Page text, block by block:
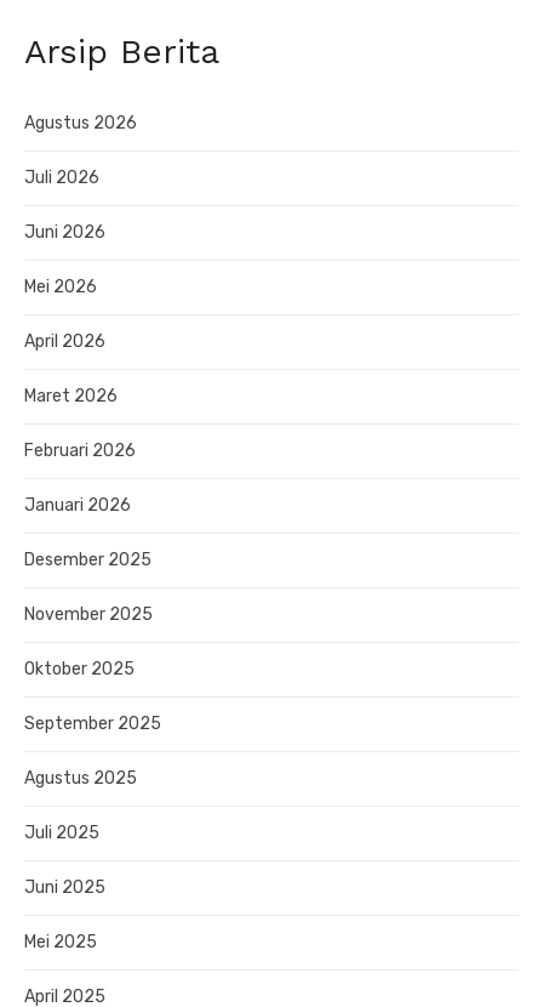
Arsip Berita
Agustus 2026
Juli 2026
Juni 2026
Mei 2026
April 2026
Maret 2026
Februari 2026
Januari 2026
Desember 2025
November 2025
Oktober 2025
September 2025
Agustus 2025
Juli 2025
Juni 2025
Mei 2025
April 2025